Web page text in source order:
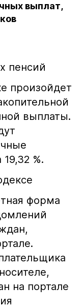
выплат,
пенсий
произойдет
выплаты.
%.
форма
на портале